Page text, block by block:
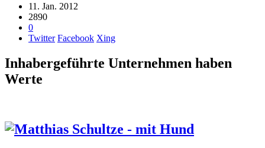
11. Jan. 2012
2890
0
Twitter Facebook Xing
Inhabergeführte Unternehmen haben
Werte